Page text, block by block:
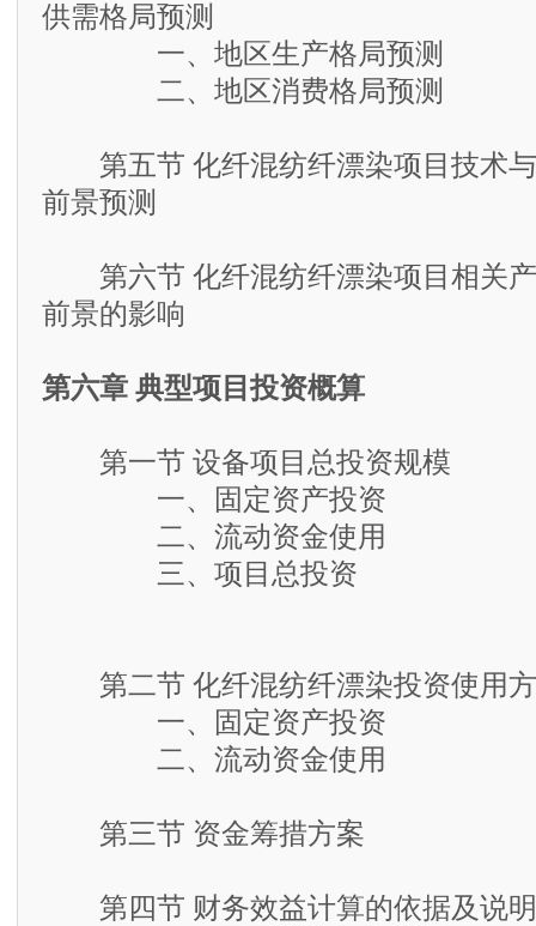
供需格局预测
一、地区生产格局预测
二、地区消费格局预测
第五节 化纤混纺纤漂染项目技术与
前景预测
第六节 化纤混纺纤漂染项目相关产
前景的影响
第六章 典型项目投资概算
第一节 设备项目总投资规模
一、固定资产投资
二、流动资金使用
三、项目总投资
第二节 化纤混纺纤漂染投资使用
一、固定资产投资
二、流动资金使用
第三节 资金筹措方案
第四节 财务效益计算的依据及说明